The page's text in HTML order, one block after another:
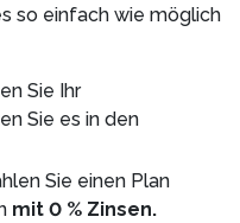
so einfach wie möglich
Sie Ihr
Sie es in den
Sie einen Plan
mit 0 % Zinsen.